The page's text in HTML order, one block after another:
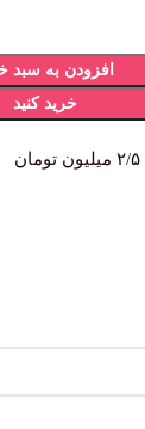
افزودن به سبد
خرید کنید